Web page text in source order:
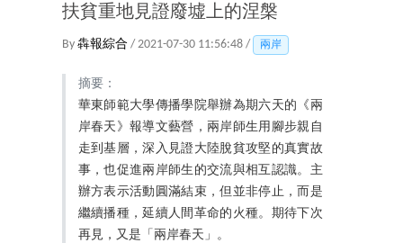
扶貧重地見證廢墟上的涅槃
By 犇報綜合 / 2021-07-30 11:56:48 / 兩岸
摘要：
華東師範大學傳播學院舉辦為期六天的 《兩
岸春天》報導文藝營， 兩岸師生用腳步親自
走到基層，深入見證大陸脫貧攻堅的真實故
事，也促進兩岸師生的交流與相互認識。主
辦方表示活動圓滿結束，但並非停止，而是
繼續播種，延續人間革命的火種。期待下次
再見，又是「兩岸春天」。